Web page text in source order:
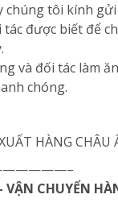
chúng tôi kính gửi
tác được biết để
và đối tác làm
chóng.
HÀNG
VẬN CHUYỂN